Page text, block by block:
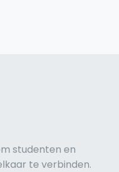
studenten en
te verbinden.